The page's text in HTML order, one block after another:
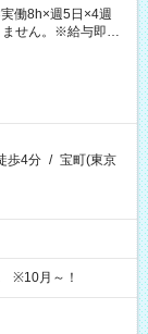
働8h×週5日×4週
せん。※給与即受
歩4分 / 宝町(東京
※10月～！